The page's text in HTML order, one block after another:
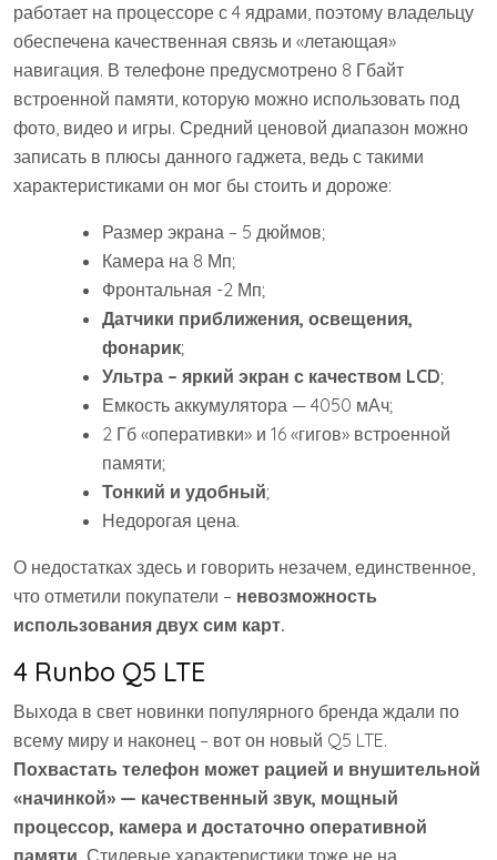
работает на процессоре с 4 ядрами, поэтому владельцу
обеспечена качественная связь и «летающая»
навигация. В телефоне предусмотрено 8 Гбайт
встроенной памяти, которую можно использовать под
фото, видео и игры. Средний ценовой диапазон можно
записать в плюсы данного гаджета, ведь с такими
характеристиками он мог бы стоить и дороже:
Размер экрана – 5 дюймов;
Камера на 8 Мп;
Фронтальная -2 Мп;
Датчики приближения, освещения,
фонарик;
Ультра – яркий экран с качеством LCD;
Емкость аккумулятора — 4050 мАч;
2 Гб «оперативки» и 16 «гигов» встроенной
памяти;
Тонкий и удобный;
Недорогая цена.
О недостатках здесь и говорить незачем, единственное,
что отметили покупатели – невозможность
использования двух сим карт.
4 Runbo Q5 LTE
Выхода в свет новинки популярного бренда ждали по
всему миру и наконец – вот он новый Q5 LTE.
Похвастать телефон может рацией и внушительной
«начинкой» — качественный звук, мощный
процессор, камера и достаточно оперативной
памяти. Стилевые характеристики тоже не на